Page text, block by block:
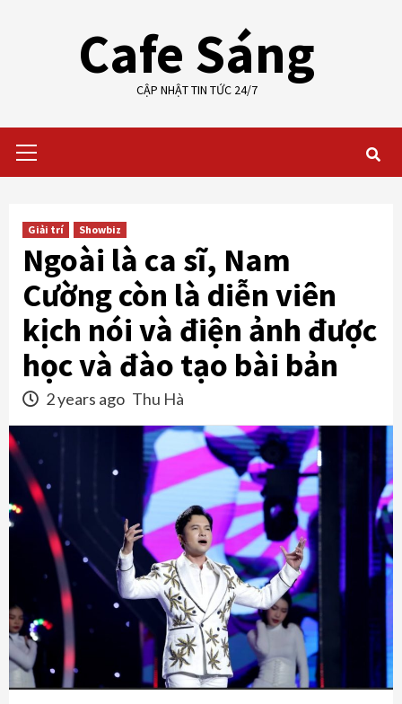
Cafe Sáng
CẬP NHẬT TIN TỨC 24/7
Menu
Giải trí Showbiz
Ngoài là ca sĩ, Nam
Cường còn là diễn viên
kịch nói và điện ảnh được
học và đào tạo bài bản
2 years ago Thu Hà